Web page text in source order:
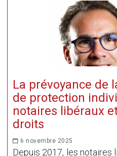
La prévoyance de
de protection
notaires libéraux
droits
6 novembre 2025
Depuis 2017, les notaires